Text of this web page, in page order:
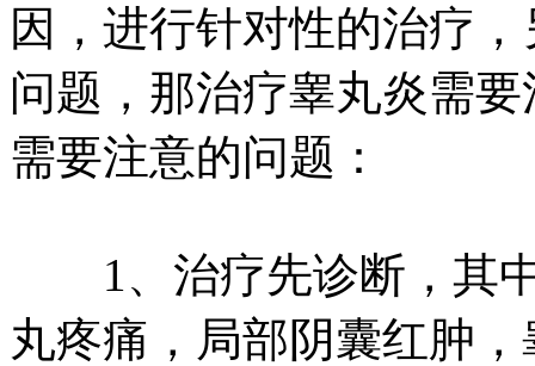
因，进行针对性的治疗
问题，那治疗睾丸炎需
需要注意的问题：
1、治疗先诊断，其中
丸疼痛，局部阴囊红肿